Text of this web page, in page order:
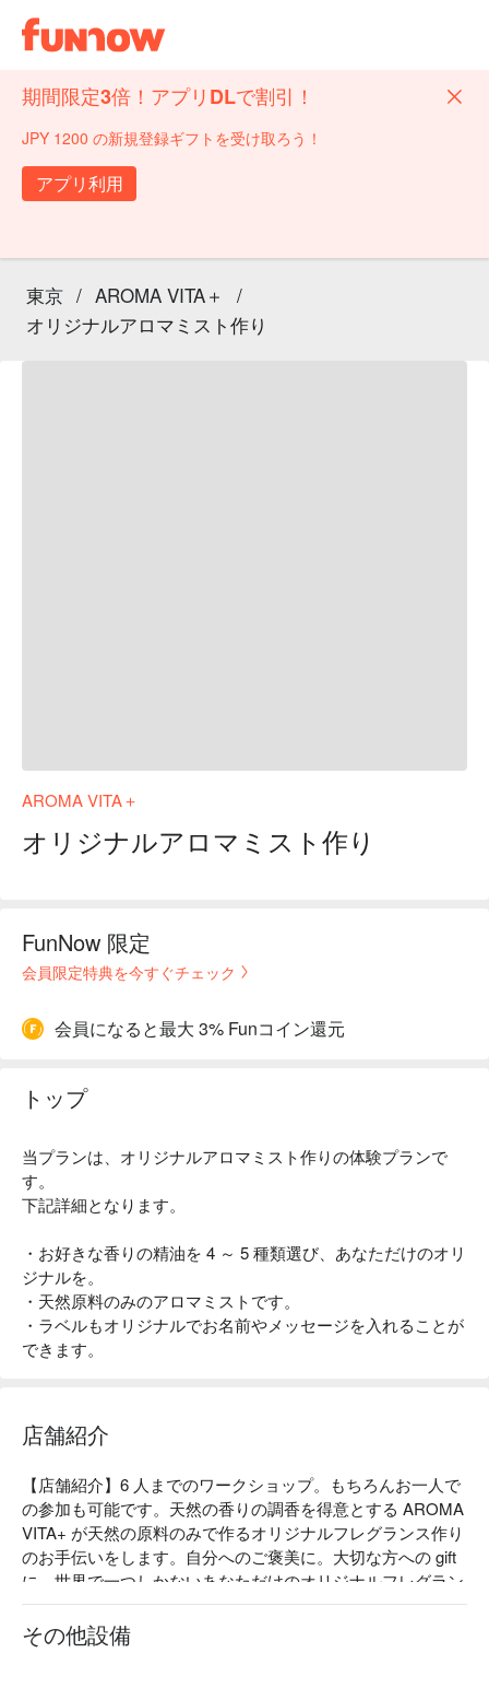
期間限定3倍！アプリDLで割引！
JPY 1200 の新規登録ギフトを受け取ろう！
アプリ利用
東京 / AROMA VITA＋
/
オリジナルアロマミスト作り
AROMA VITA＋
オリジナルアロマミスト作り
FunNow 限定
会員限定特典を今すぐチェック
会員になると最大 3% Funコイン還元
トップ
当プランは、オリジナルアロマミスト作りの体験プランで
す。
下記詳細となります。
・お好きな香りの精油を 4 ～ 5 種類選び、あなただけのオリ
ジナルを。
・天然原料のみのアロマミストです。
・ラベルもオリジナルでお名前やメッセージを入れることが
できます。
店舗紹介
【店舗紹介】6 人までのワークショップ。もちろんお一人で
の参加も可能です。天然の香りの調香を得意とする AROMA
VITA+ が天然の原料のみで作るオリジナルフレグランス作り
のお手伝いをします。自分へのご褒美に。大切な方への gift
に。世界で一つしかないあなただけのオリジナルフレグラン
スをお作り下さい。
【コンセプト】AROMA ＝ 香り、VITA ＝ LIFE ＝ 生活、＋
＝その人のプラスになるように香りのある生活がより豊かに
その他設備